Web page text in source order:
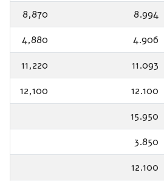
8.994
8,870
4.906
4,880
11.093
11,220
12.100
12,100
15.950
3.850
12.100